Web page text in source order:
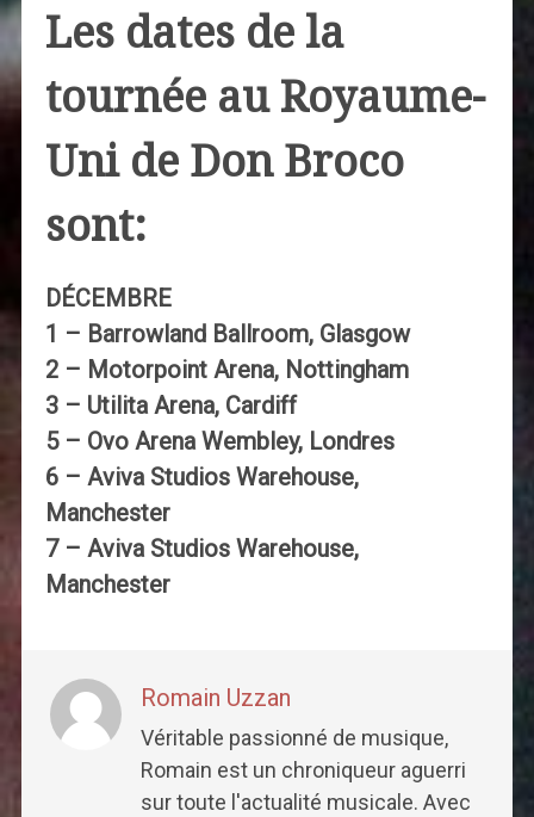
Les dates de la
tournée au Royaume-
Uni de Don Broco
sont:
DÉCEMBRE
1 – Barrowland Ballroom, Glasgow
2 – Motorpoint Arena, Nottingham
3 – Utilita Arena, Cardiff
5 – Ovo Arena Wembley, Londres
6 – Aviva Studios Warehouse,
Manchester
7 – Aviva Studios Warehouse,
Manchester
Romain Uzzan
Véritable passionné de musique,
Romain est un chroniqueur aguerri
sur toute l'actualité musicale. Avec